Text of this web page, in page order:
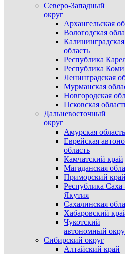
Северо-Западный
округ
Архангельская
Вологодская
Калининградская
область
Республика
Республика Коми
Ленинградская
Мурманская
Новгородская
Псковская
Дальневосточный
округ
Амурская область
Еврейская
область
Камчатский край
Магаданская
Приморский край
Республика Саха
Якутия
Сахалинская
Хабаровский
Чукотский
автономный
Сибирский округ
Алтайский край